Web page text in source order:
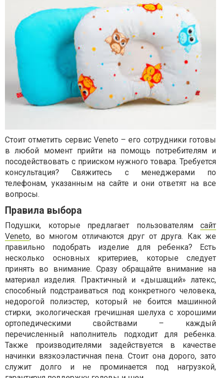
Стоит отметить сервис Veneto – его сотрудники готовы
в любой момент прийти на помощь потребителям и
посодействовать с прииском нужного товара. Требуется
консультация? Свяжитесь с менеджерами по
телефонам, указанным на сайте и они ответят на все
вопросы.
Правила выбора
Подушки, которые предлагает пользователям сайт
Veneto, во многом отличаются друг от друга. Как же
правильно подобрать изделие для ребенка? Есть
несколько основных критериев, которые следует
принять во внимание. Сразу обращайте внимание на
материал изделия. Практичный и «дышащий» латекс,
способный подстраиваться под конкретного человека,
недорогой полиэстер, который не боится машинной
стирки, экологическая гречишная шелуха с хорошими
ортопедическими свойствами – каждый
перечисленный наполнитель подходит для ребенка.
Также производителями задействуется в качестве
начинки вязкоэластичная пена. Стоит она дорого, зато
служит долго и не проминается под нагрузкой,